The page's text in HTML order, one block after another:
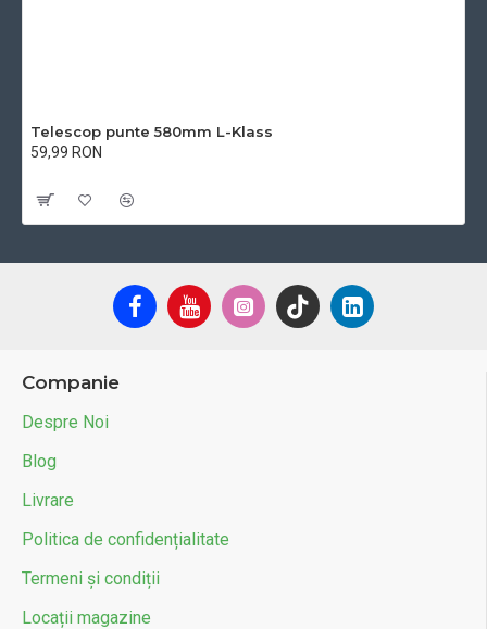
Telescop punte 580mm L-Klass
59,99 RON
Companie
Despre Noi
Blog
Livrare
Politica de confidențialitate
Termeni și condiții
Locații magazine